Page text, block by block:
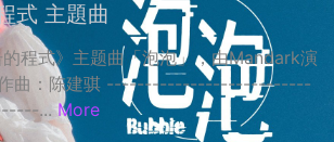
式 主題曲
程式》主题曲「泡泡」，由Mandark演
作曲：陈建骐 ---------------------------
... More